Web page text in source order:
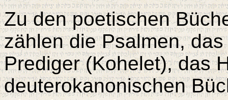
Zu den poetischen
zählen die Psalmen,
Prediger (Kohelet), das
deuterokanonischen